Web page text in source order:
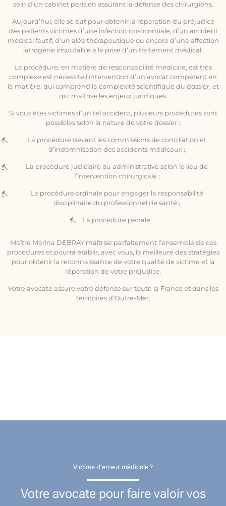
sein d’un cabinet parisien assurant la défense des chirurgiens.
Aujourd’hui, elle se bat pour obtenir la réparation du préjudice
des patients victimes d’une infection nosocomiale, d’un accident
médical fautif, d’un aléa thérapeutique ou encore d’une affection
iatrogène imputable à la prise d’un traitement médical.
La procédure, en matière de responsabilité médicale, est très
complexe est nécessite l’intervention d’un avocat compétent en
la matière, qui comprend la complexité scientifique du dossier, et
qui maîtrise les enjeux juridiques.
Si vous êtes victimes d’un tel accident, plusieurs procédures sont
possibles selon la nature de votre dossier :
La procédure devant les commissions de conciliation et
d’indemnisation des accidents médicaux ;
La procédure judiciaire ou administrative selon le lieu de
l’intervention chirurgicale ;
La procédure ordinale pour engager la responsabilité
disciplinaire du professionnel de santé ;
La procédure pénale.
Maître Marina DEBRAY maîtrise parfaitement l’ensemble de ces
procédures et pourra établir, avec vous, la meilleure des stratégies
pour obtenir la reconnaissance de votre qualité de victime et la
réparation de votre préjudice.
Votre avocate assure votre défense sur toute la France et dans les
territoires d’Outre-Mer.
Victime d’erreur médicale ?
Votre avocate pour faire valoir vos